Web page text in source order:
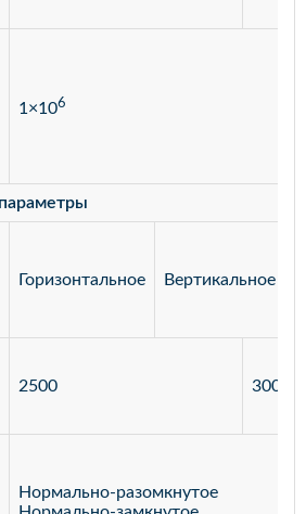
1×106
Горизонтальное Вертикальное
2500 3000
Нормально-разомкнутое